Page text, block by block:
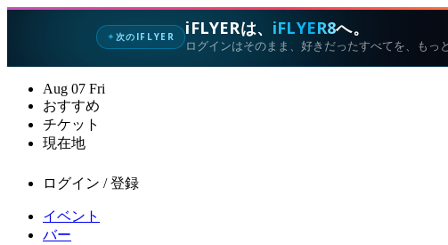
✦次のIFLYER iFLYERは、 iFLYER8へ。
ログインはそのまま、好きだったすべてを、もっ
Aug 07 Fri
おすすめ
チケット
現在地
ログイン / 登録
イベント
バー